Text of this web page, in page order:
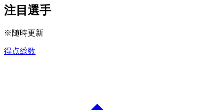
注目選手
※随時更新
得点総数